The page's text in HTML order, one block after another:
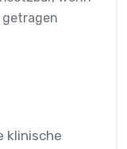
klinische